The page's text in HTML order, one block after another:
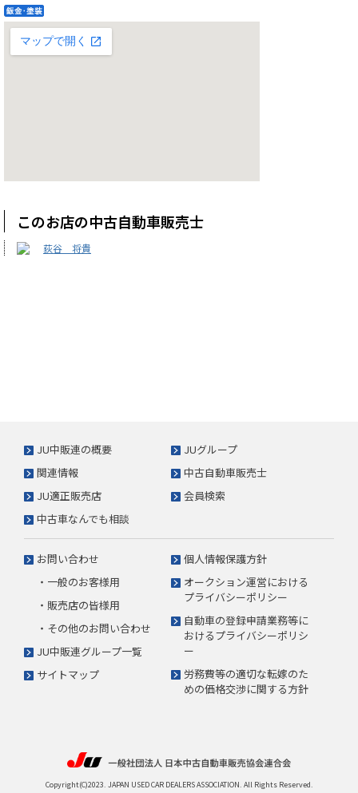
このお店の中古自動車販売士
荻谷 将貴
JU中販連の概要
JUグループ
関連情報
中古自動車販売士
JU適正販売店
会員検索
中古車なんでも相談
お問い合わせ
・一般のお客様用
・販売店の皆様用
・その他のお問い合わせ
JU中販連グループ一覧
サイトマップ
個人情報保護方針
オークション運営における
プライバシーポリシー
自動車の登録申請業務等に
おけるプライバシーポリシ
ー
労務費等の適切な転嫁のた
めの価格交渉に関する方針
Copyright(C)2023. JAPAN USED CAR DEALERS ASSOCIATION. All Rights Reserved.